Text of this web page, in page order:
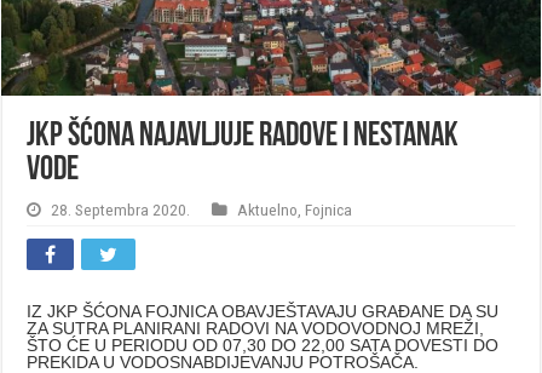
JKP Šćona najavljuje radove i nestanak
vode
28. Septembra 2020. Aktuelno Fojnica
IZ JKP ŠĆONA FOJNICA OBAVJEŠTAVAJU GRAĐANE DA SU
ZA SUTRA PLANIRANI RADOVI NA VODOVODNOJ MREŽI,
ŠTO ĆE U PERIODU OD 07,30 DO 22,00 SATA DOVESTI DO
PREKIDA U VODOSNABDIJEVANJU POTROŠAČA.